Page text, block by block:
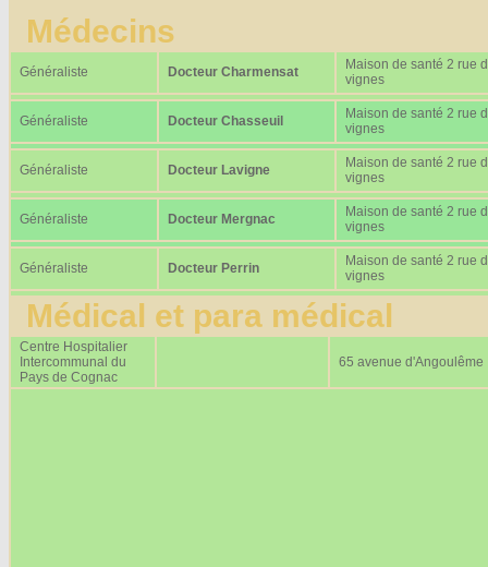
Médecins
Généraliste Docteur Charmensat
Maison de santé 2 rue
vignes
Généraliste Docteur Chasseuil
Maison de santé 2 rue
vignes
Généraliste Docteur Lavigne
Maison de santé 2 rue
vignes
Généraliste Docteur Mergnac
Maison de santé 2 rue
vignes
Généraliste Docteur Perrin
Maison de santé 2 rue
vignes
Médical et para médical
Centre Hospitalier
Intercommunal du
Pays de Cognac
65 avenue d'Angoulême